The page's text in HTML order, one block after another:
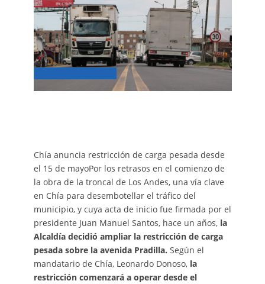
Chía anuncia restricción de carga pesada desde
el 15 de mayoPor los retrasos en el comienzo de
la obra de la troncal de Los Andes, una vía clave
en Chía para desembotellar el tráfico del
municipio, y cuya acta de inicio fue firmada por el
presidente Juan Manuel Santos, hace un años, la
Alcaldía decidió ampliar la restricción de carga
pesada sobre la avenida Pradilla. Según el
mandatario de Chía, Leonardo Donoso, la
restricción comenzará a operar desde el